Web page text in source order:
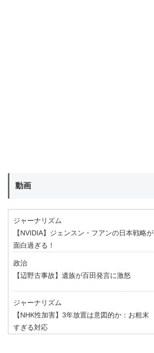
動画
ジャーナリズム
【NVIDIA】ジェンスン・フアンの日本戦略が
面白過ぎる！
政治
【辺野古事故】遺族が百田発言に激怒
ジャーナリズム
【NHK性加害】3年放置は意図的か：お粗末
すぎる対応